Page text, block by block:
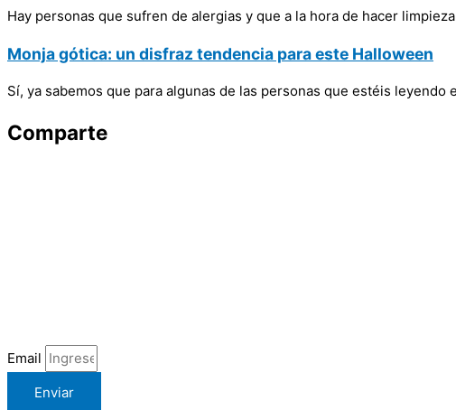
Hay personas que sufren de alergias y que a la hora de hacer
Monja gótica: un disfraz tendencia para este Halloween
Sí, ya sabemos que para algunas de las personas que estéis
Comparte
Email
Enviar